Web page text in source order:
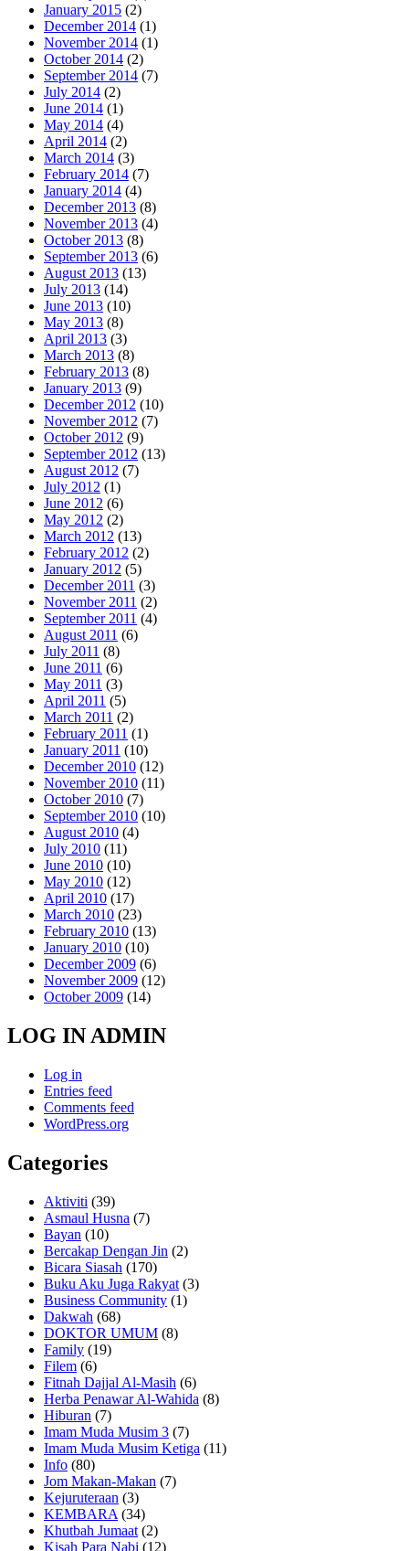
January 2015 (2)
December 2014 (1)
November 2014 (1)
October 2014 (2)
September 2014 (7)
July 2014 (2)
June 2014 (1)
May 2014 (4)
April 2014 (2)
March 2014 (3)
February 2014 (7)
January 2014 (4)
December 2013 (8)
November 2013 (4)
October 2013 (8)
September 2013 (6)
August 2013 (13)
July 2013 (14)
June 2013 (10)
May 2013 (8)
April 2013 (3)
March 2013 (8)
February 2013 (8)
January 2013 (9)
December 2012 (10)
November 2012 (7)
October 2012 (9)
September 2012 (13)
August 2012 (7)
July 2012 (1)
June 2012 (6)
May 2012 (2)
March 2012 (13)
February 2012 (2)
January 2012 (5)
December 2011 (3)
November 2011 (2)
September 2011 (4)
August 2011 (6)
July 2011 (8)
June 2011 (6)
May 2011 (3)
April 2011 (5)
March 2011 (2)
February 2011 (1)
January 2011 (10)
December 2010 (12)
November 2010 (11)
October 2010 (7)
September 2010 (10)
August 2010 (4)
July 2010 (11)
June 2010 (10)
May 2010 (12)
April 2010 (17)
March 2010 (23)
February 2010 (13)
January 2010 (10)
December 2009 (6)
November 2009 (12)
October 2009 (14)
LOG IN ADMIN
Log in
Entries feed
Comments feed
WordPress.org
Categories
Aktiviti (39)
Asmaul Husna (7)
Bayan (10)
Bercakap Dengan Jin (2)
Bicara Siasah (170)
Buku Aku Juga Rakyat (3)
Business Community (1)
Dakwah (68)
DOKTOR UMUM (8)
Family (19)
Filem (6)
Fitnah Dajjal Al-Masih (6)
Herba Penawar Al-Wahida (8)
Hiburan (7)
Imam Muda Musim 3 (7)
Imam Muda Musim Ketiga (11)
Info (80)
Jom Makan-Makan (7)
Kejuruteraan (3)
KEMBARA (34)
Khutbah Jumaat (2)
Kisah Para Nabi (12)